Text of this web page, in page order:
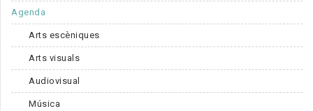
Agenda
Arts escèniques
Arts visuals
Audiovisual
Música